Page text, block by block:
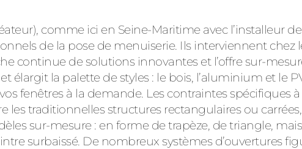
comme ici en Seine-Maritime avec l’installeur
de la pose de menuiserie. Ils interviennent
continue de solutions innovantes et l’offre sur-
élargit la palette de styles : le bois, l’aluminium et le
fenêtres à la demande. Les contraintes spécifiques
les traditionnelles structures rectangulaires ou
sur-mesure : en forme de trapèze, de triangle,
surbaissé. De nombreux systèmes d’ouvertures